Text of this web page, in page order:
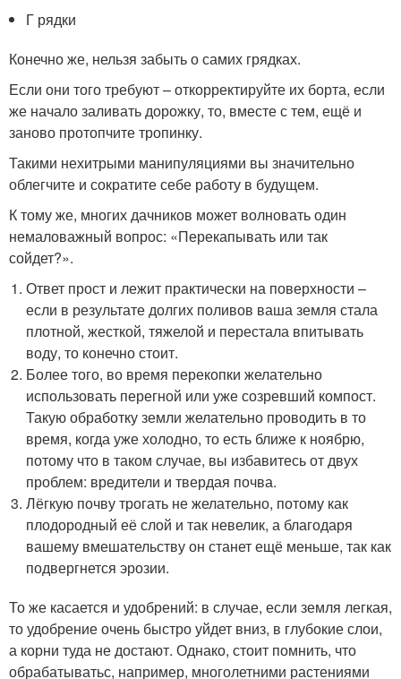
Г рядки
Конечно же, нельзя забыть о самих грядках.
Если они того требуют – откорректируйте их борта, если
же начало заливать дорожку, то, вместе с тем, ещё и
заново протопчите тропинку.
Такими нехитрыми манипуляциями вы значительно
облегчите и сократите себе работу в будущем.
К тому же, многих дачников может волновать один
немаловажный вопрос: «Перекапывать или так
сойдет?».
Ответ прост и лежит практически на поверхности –
если в результате долгих поливов ваша земля стала
плотной, жесткой, тяжелой и перестала впитывать
воду, то конечно стоит.
Более того, во время перекопки желательно
использовать перегной или уже созревший компост.
Такую обработку земли желательно проводить в то
время, когда уже холодно, то есть ближе к ноябрю,
потому что в таком случае, вы избавитесь от двух
проблем: вредители и твердая почва.
Лёгкую почву трогать не желательно, потому как
плодородный её слой и так невелик, а благодаря
вашему вмешательству он станет ещё меньше, так как
подвергнется эрозии.
То же касается и удобрений: в случае, если земля легкая,
то удобрение очень быстро уйдет вниз, в глубокие слои,
а корни туда не достают. Однако, стоит помнить, что
обрабатыватьс, например, многолетними растениями